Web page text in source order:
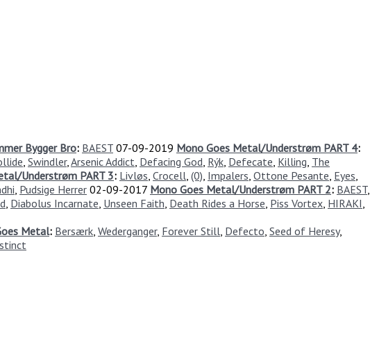
Bygger Bro: BAEST 07-09-2019 Mono Goes Metal/Understrøm PART 4:
, Swindler,Arsenic Addict, Defacing God, Rýk, Defecate, Killing, The
Understrøm PART 3: Livløs, Crocell, (0), Impalers, Ottone Pesante, Eyes,
, Pudsige Herrer 02-09-2017 Mono Goes Metal/Understrøm PART 2: BAEST,
, Diabolus Incarnate, Unseen Faith, Death Rides a Horse, Piss Vortex, HIRAKI,
Metal: Bersærk, Wederganger, Forever Still, Defecto, Seed of Heresy,